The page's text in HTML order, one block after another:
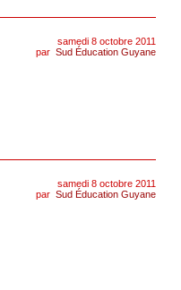
samedi 8 octobre 2011
par Sud Éducation Guyane
samedi 8 octobre 2011
par Sud Éducation Guyane